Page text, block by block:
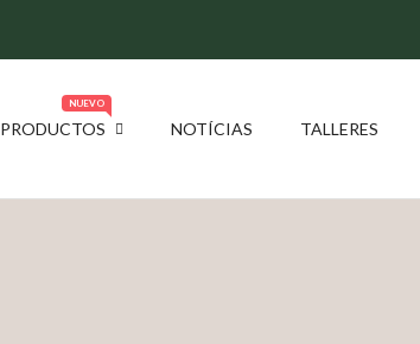
PRODUCTOS
NUEVO
NOTÍCIAS TALLERES